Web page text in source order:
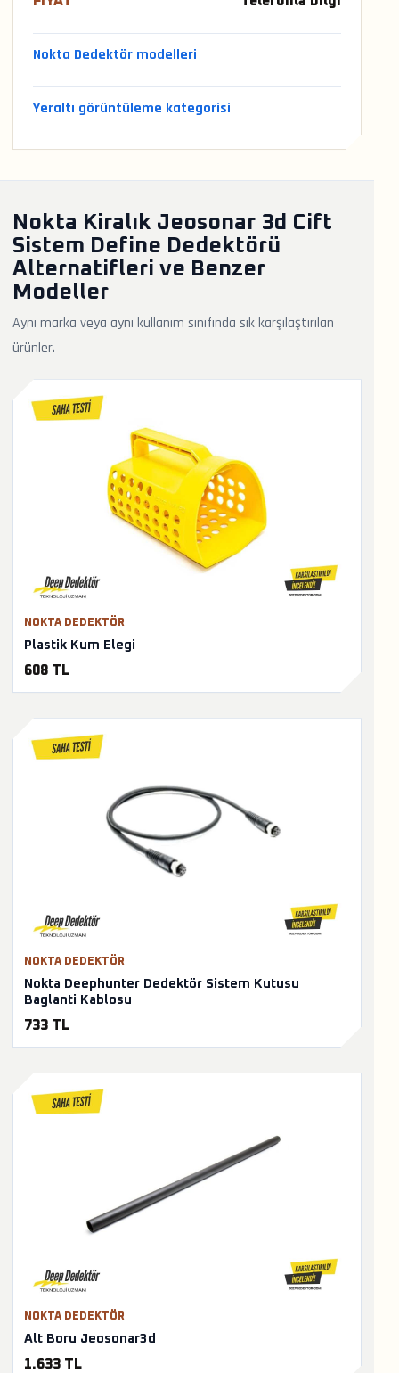
Nokta Dedektör modelleri
Yeraltı görüntüleme kategorisi
Nokta Kiralık Jeosonar 3d Cift
Sistem Define Dedektörü
Alternatifleri ve Benzer
Modeller
Aynı marka veya aynı kullanım sınıfında sık karşılaştırılan
ürünler.
NOKTA DEDEKTÖR
Plastik Kum Elegi
608 TL
NOKTA DEDEKTÖR
Nokta Deephunter Dedektör Sistem Kutusu
Baglanti Kablosu
733 TL
NOKTA DEDEKTÖR
Alt Boru Jeosonar3d
1.633 TL